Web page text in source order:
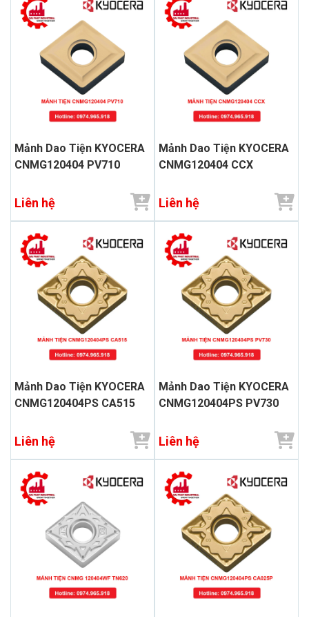
Mảnh Dao Tiện KYOCERA
CNMG120404 PV710
Liên hệ
Mảnh Dao Tiện KYOCERA
CNMG120404 CCX
Liên hệ
Mảnh Dao Tiện KYOCERA
CNMG120404PS CA515
Liên hệ
Mảnh Dao Tiện KYOCERA
CNMG120404PS PV730
Liên hệ